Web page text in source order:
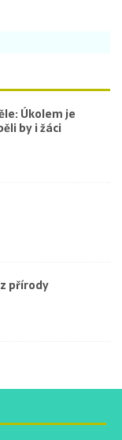
Úkolem je
by i žáci
přírody